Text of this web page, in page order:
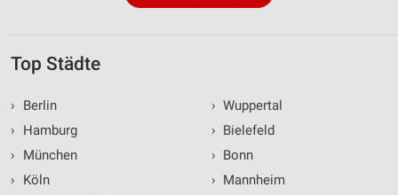
Top Städte
›
Berlin
›
Hamburg
›
München
›
Köln
› Wuppertal
› Bielefeld
› Bonn
› Mannheim